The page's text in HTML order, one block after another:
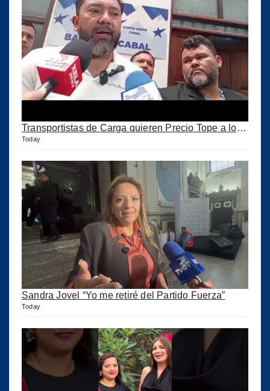
Transportistas de Carga quieren Precio Tope a los combustibles
Today
Sandra Jovel “Yo me retiré del Partido Fuerza”
Today